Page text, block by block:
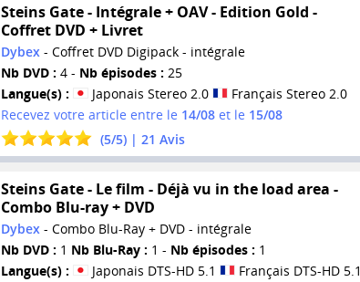
Steins Gate - Intégrale + OAV - Edition Gold -
Coffret DVD + Livret
Dybex- Coffret DVD Digipack - intégrale
Nb DVD : 4 - Nb épisodes : 25
Langue(s) :
Japonais Stereo 2.0
Français Stereo 2.0
Recevez votre article entre le 14/08et le 15/08
(5/5) | 21 Avis
Steins Gate - Le film - Déjà vu in the load area -
Combo Blu-ray + DVD
Dybex- Combo Blu-Ray + DVD - intégrale
Nb DVD : 1 Nb Blu-Ray : 1 - Nb épisodes : 1
Langue(s) :
Japonais DTS-HD 5.1
Français DTS-HD 5.1